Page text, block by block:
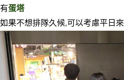
有蛋塔
如果不想排隊久候,可以考慮平日來